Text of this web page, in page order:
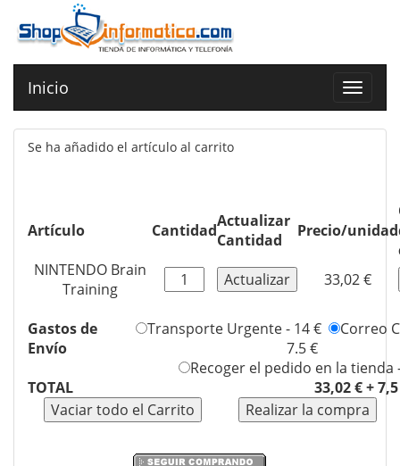
Toggle
Inicio
Se ha añadido el artículo al carrito
Artículo CantidadActualizar
Cantidad
Precio/unidad
NINTENDO Brain
Training
33,02 €
Gastos de
Envío
Transporte Urgente - 14 €
Correo
7.5 €
Recoger el pedido en la tienda
TOTAL
33,02 € +